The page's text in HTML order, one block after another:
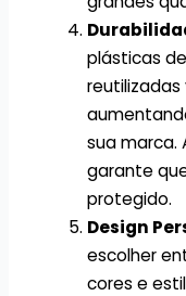
plásticas
reutilizadas
sua marca.
garante
protegido.
Design
escolher
cores e